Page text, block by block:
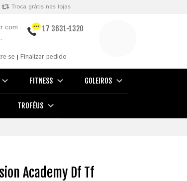
Troca grátis nas lojas
com
17 3631-1320
se | Finalizar pedido
FITNESS GOLEIROS
TROFÉUS
Academy Df Tf